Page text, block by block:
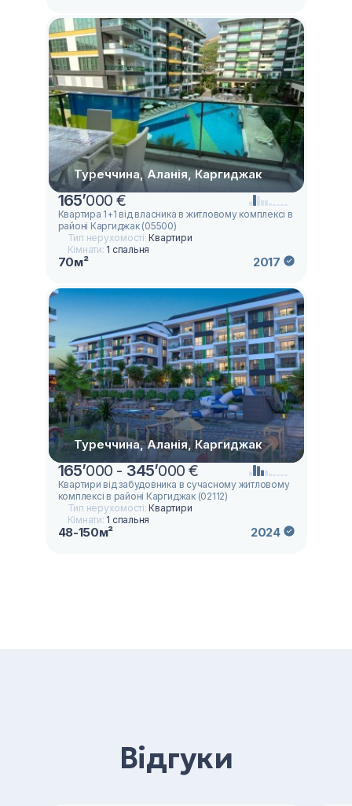
Туреччина, Аланія, Каргиджак
165’000 €
Квартира 1+1 від власника в житловому комплексі в
районі Каргиджак (05500)
Тип нерухомості:Квартири
Кімнати: 1 спальня
70м² 2017
Туреччина, Аланія, Каргиджак
165’000 - 345’000 €
Квартири від забудовника в сучасному житловому
комплексі в районі Каргиджак (02112)
Тип нерухомості:Квартири
Кімнати: 1 спальня
48-150м² 2024
Відгуки